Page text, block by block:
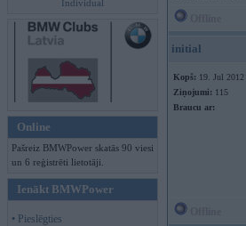
Individual
Online
Pašreiz BMWPower skatās 90 viesi
un 6 reģistrēti lietotāji.
Ienākt BMWPower
• Pieslēgties
initial
Kopš: 19. Jul 2012
Ziņojumi: 115
Braucu ar: